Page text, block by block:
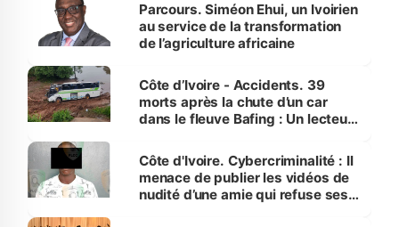
Parcours. Siméon Ehui, un Ivoirien
au service de la transformation
de l’agriculture africaine
Côte d’Ivoire - Accidents. 39
morts après la chute d’un car
dans le fleuve Bafing : Un lecteur
des Transports
Côte d'Ivoire. Cybercriminalité : Il
menace de publier les vidéos de
nudité d’une amie qui refuse ses